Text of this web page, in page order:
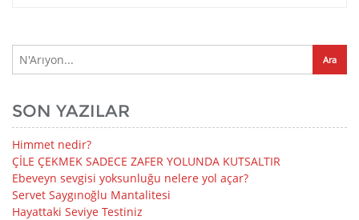
SON YAZILAR
Himmet nedir?
ÇİLE ÇEKMEK SADECE ZAFER YOLUNDA KUTSALTIR
Ebeveyn sevgisi yoksunluğu nelere yol açar?
Servet Saygınoğlu Mantalitesi
Hayattaki Seviye Testiniz